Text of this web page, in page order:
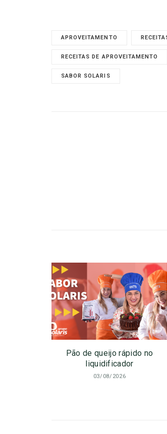
APROVEITAMENTO
RECEITAS DE APROVEITAMENTO
SABOR SOLARIS
Pão de queijo rápido no
liquidificador
03/08/2026